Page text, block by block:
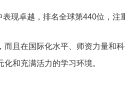
现卓越，排名全球第440位，注
且在国际化水平、师资力量和
和充满活力的学习环境。